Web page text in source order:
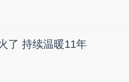
了 持续温暖11年